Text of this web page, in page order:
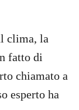
clima, la
fatto di
chiamato a
esperto ha